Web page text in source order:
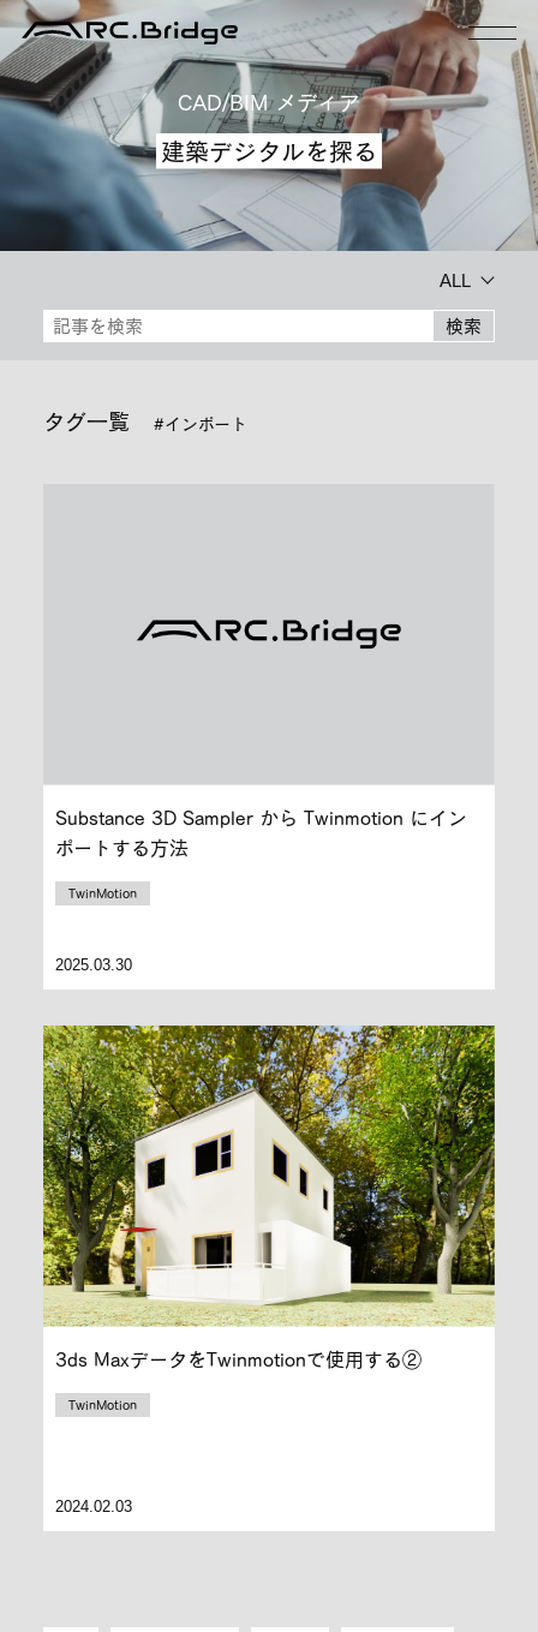
CAD/BIM メディア
建築デジタルを探る
ALL
検索
タグ一覧 #インポート
Substance 3D Sampler から Twinmotion にイン
ポートする方法
TwinMotion
2025.03.30
3ds MaxデータをTwinmotionで使用する②
TwinMotion
2024.02.03